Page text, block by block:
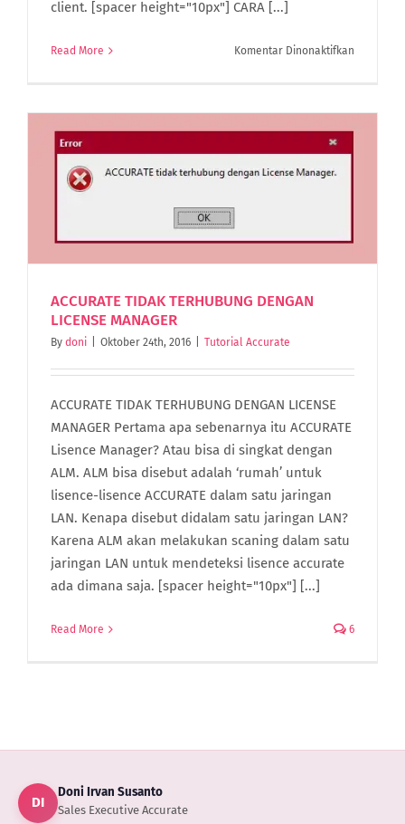
client. [spacer height="10px"] CARA [...]
Read More Komentar Dinonaktifkan
ACCURATE TIDAK TERHUBUNG DENGAN
LICENSE MANAGER
By doni Oktober 24th, 2016 Tutorial Accurate
ACCURATE TIDAK TERHUBUNG DENGAN LICENSE
MANAGER Pertama apa sebenarnya itu ACCURATE
Lisence Manager? Atau bisa di singkat dengan
ALM. ALM bisa disebut adalah ‘rumah’ untuk
lisence-lisence ACCURATE dalam satu jaringan
LAN. Kenapa disebut didalam satu jaringan LAN?
Karena ALM akan melakukan scaning dalam satu
jaringan LAN untuk mendeteksi lisence accurate
ada dimana saja. [spacer height="10px"] [...]
Read More 6
DI
Doni Irvan Susanto
Sales Executive Accurate